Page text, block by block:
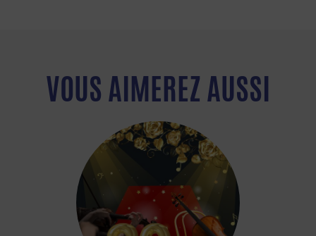
VOUS AIMEREZ AUSSI